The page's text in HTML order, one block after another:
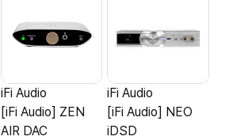
iFi Audio
[iFi Audio] ZEN
AIR DAC
iFi Audio
[iFi Audio] NEO
iDSD